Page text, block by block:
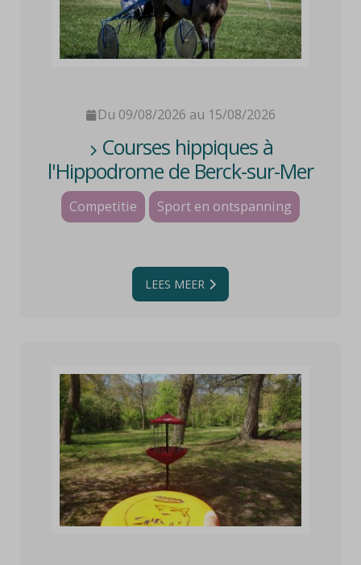
Du 09/08/2026 au 15/08/2026
Courses hippiques à
l'Hippodrome de Berck-sur-Mer
Competitie Sport en ontspanning
LEES MEER